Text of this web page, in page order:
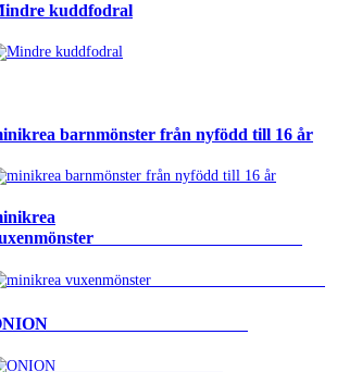
kuddfodral
barnmönster från nyfödd till 16 år
⠀⠀⠀⠀⠀⠀⠀⠀⠀⠀⠀⠀⠀⠀⠀